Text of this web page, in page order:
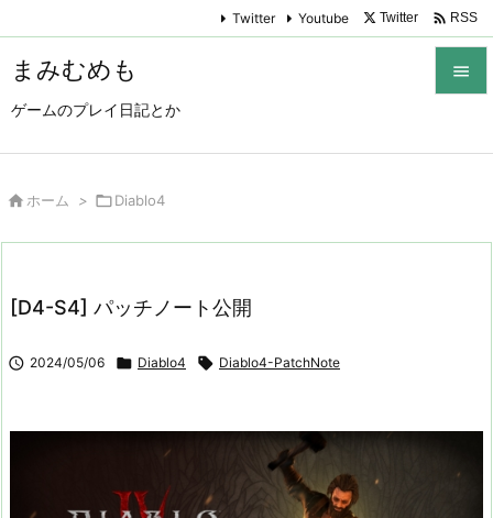
まみむめも
ゲームのプレイ日記とか

Twitter Youtube Twitter  RSS
 ホーム > Diablo4
[D4-S4] パッチノート公開
 2024/05/06  Diablo4  Diablo4-PatchNote